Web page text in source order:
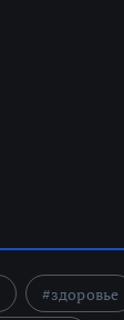
здоровье